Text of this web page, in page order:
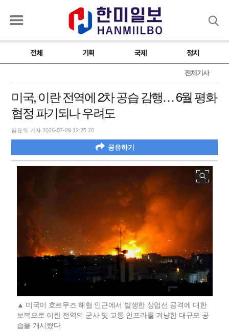
전체 기획 국제 정치
전체기사
미국, 이란 전역에 2차 공습 감행… 6월 평화
협정 파기되나 우려도
임요희 기자 2026-07-09 12:25:28
공유하기
미국이 호르무즈 해협 인근에서 발생한 상업선 공격에 대한
보복으로 이란 전역의 군사 및 교통 인프라를 겨냥한 대규모 공
습을 개시했다.